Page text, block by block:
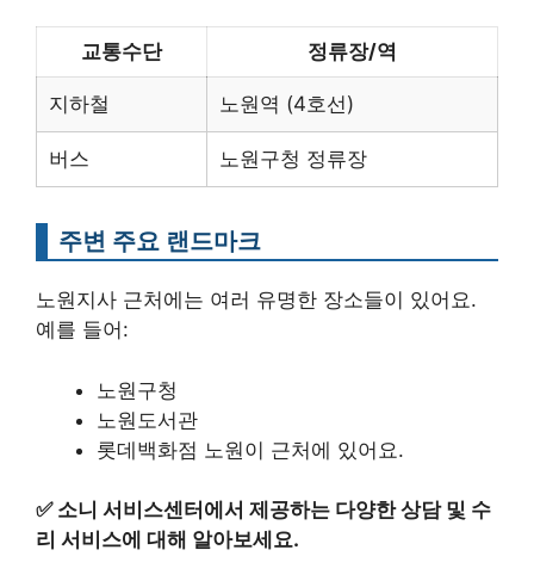
교통수단 정류장/역
지하철 노원역 (4호선)
버스 노원구청 정류장
주변 주요 랜드마크
노원지사 근처에는 여러 유명한 장소들이 있어요.
예를 들어:
노원구청
노원도서관
롯데백화점 노원이 근처에 있어요.
✅ 소니 서비스센터에서 제공하는 다양한 상담 및 수
리 서비스에 대해 알아보세요.